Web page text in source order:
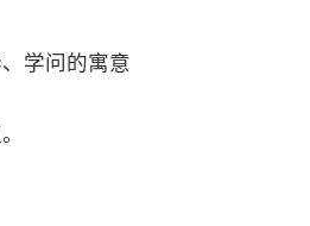
学问的寓意